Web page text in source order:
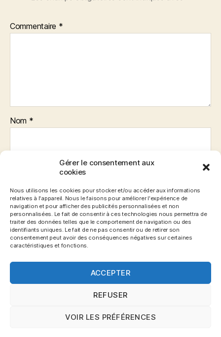
Gérer le consentement aux
cookies
Nous utilisons les cookies pour stocker et/ou accéder aux informations
relatives à l'appareil. Nous le faisons pour améliorer l'expérience de
navigation et pour afficher des publicités personnalisées et non
personnalisées. Le fait de consentir à ces technologies nous permettra de
traiter des données telles que le comportement de navigation ou des
identifiants uniques. Le fait de ne pas consentir ou de retirer son
consentement peut avoir des conséquences négatives sur certaines
caractéristiques et fonctions.
ACCEPTER
REFUSER
VOIR LES PRÉFÉRENCES
Commentaire *
Nom *
Site web